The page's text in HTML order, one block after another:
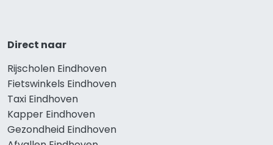
Direct naar
Rijscholen Eindhoven
Fietswinkels Eindhoven
Taxi Eindhoven
Kapper Eindhoven
Gezondheid Eindhoven